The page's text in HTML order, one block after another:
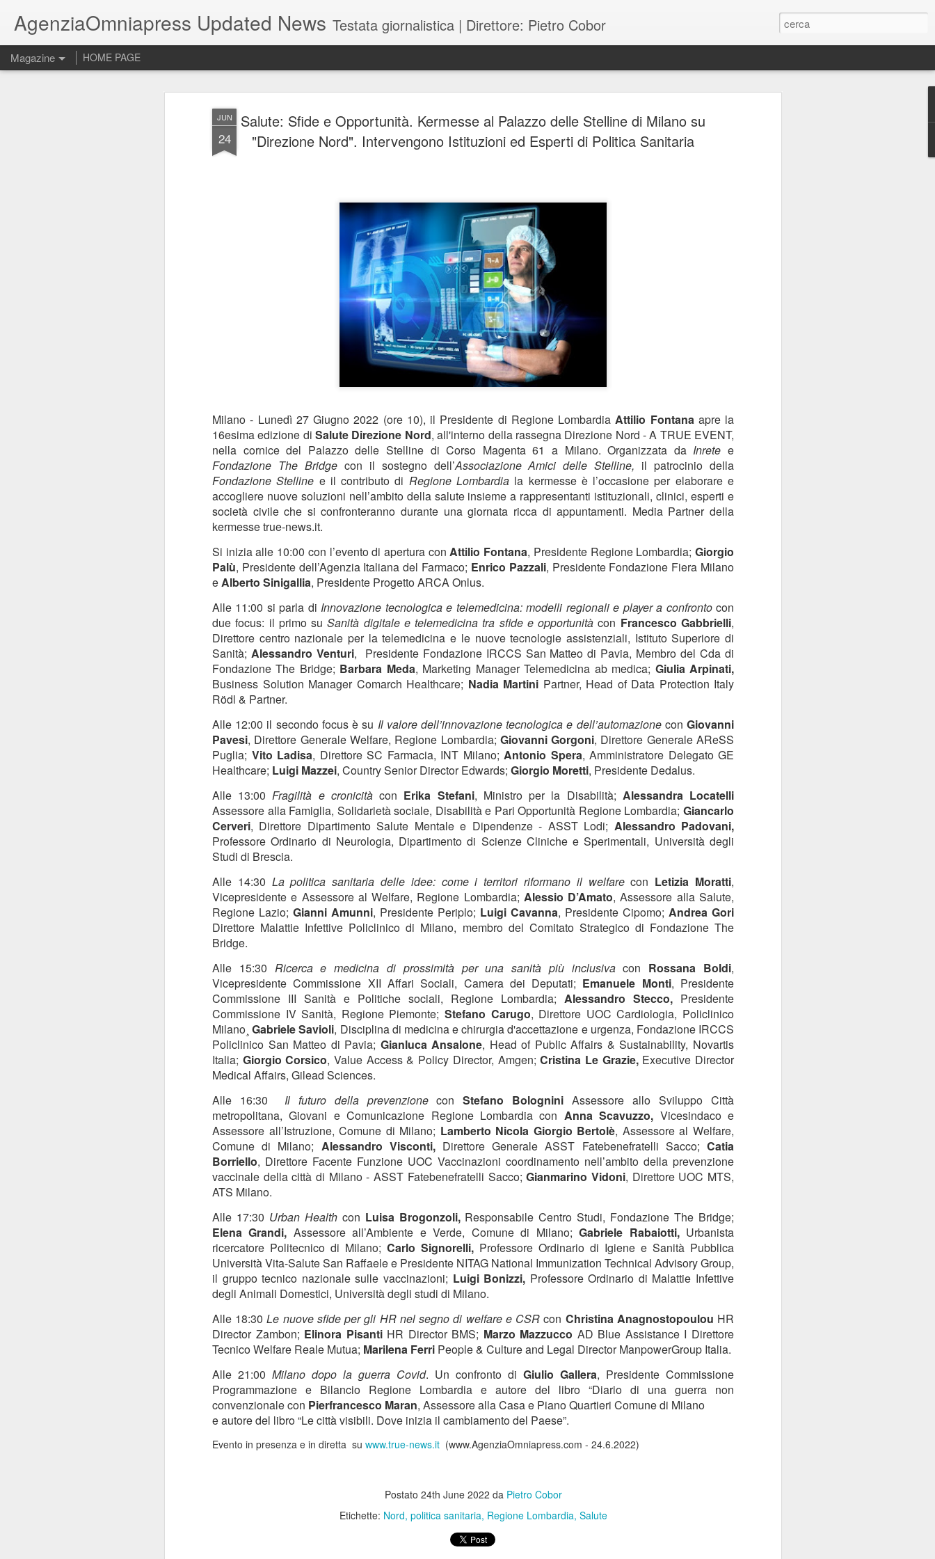
JUN
24
Salute: Sfide e Opportunità. Kermesse al Palazzo delle Stelline di Milano su
"Direzione Nord". Intervengono Istituzioni ed Esperti di Politica Sanitaria
Milano - Lunedì 27 Giugno 2022 (ore 10), il Presidente di Regione LombardiaAttilio Fontanaapre la
16esima edizione diSalute Direzione Nord, all'interno della rassegna Direzione Nord - A TRUE EVENT,
nella cornice del Palazzo delle Stelline di Corso Magenta 61 a Milano. Organizzata da Inrete e
Fondazione The Bridgecon il sostegno dell’Associazione Amici delle Stelline, il patrocinio della
Fondazione Stelline e il contributo di Regione Lombardia la kermesse è l’occasione per elaborare e
accogliere nuove soluzioni nell’ambito della salute insieme a rappresentanti istituzionali, clinici, esperti e
società civile che si confronteranno durante una giornata ricca di appuntamenti. Media Partner della
kermesse true-news.it.
Si inizia alle 10:00 con l’evento di apertura conAttilio Fontana, Presidente Regione Lombardia;Giorgio
Palù, Presidente dell’Agenzia Italiana del Farmaco; Enrico Pazzali, Presidente Fondazione Fiera Milano
eAlberto Sinigallia, Presidente Progetto ARCA Onlus.
Alle 11:00 si parla di Innovazione tecnologica e telemedicina: modelli regionali e player a confrontocon
due focus: il primo suSanità digitale e telemedicina tra sfide e opportunità con Francesco Gabbrielli,
Direttore centro nazionale per la telemedicina e le nuove tecnologie assistenziali, Istituto Superiore di
Sanità; Alessandro Venturi,
Presidente Fondazione IRCCS San Matteo di Pavia, Membro del Cda di
Fondazione The Bridge; Barbara Meda, Marketing Manager Telemedicina ab medica; Giulia Arpinati,
Business Solution Manager Comarch Healthcare; Nadia Martini Partner, Head of Data Protection Italy
Rödl & Partner.
Alle 12:00 il secondo focus è su Il valore dell’innovazione tecnologica e dell’automazione conGiovanni
Pavesi, Direttore Generale Welfare, Regione Lombardia; Giovanni Gorgoni, Direttore Generale AReSS
Puglia; Vito Ladisa, Direttore SC Farmacia, INT Milano; Antonio Spera, Amministratore Delegato GE
Healthcare; Luigi Mazzei, Country Senior Director Edwards; Giorgio Moretti, Presidente Dedalus.
Alle 13:00Fragilità e cronicitàcon Erika Stefani, Ministro per la Disabilità; Alessandra Locatelli
Assessore alla Famiglia, Solidarietà sociale, Disabilità e Pari Opportunità Regione Lombardia; Giancarlo
Cerveri, Direttore Dipartimento Salute Mentale e Dipendenze - ASST Lodi; Alessandro Padovani,
Professore Ordinario di Neurologia, Dipartimento di Scienze Cliniche e Sperimentali, Università degli
Studi di Brescia.
Alle 14:30 La politica sanitaria delle idee: come i territori riformano il welfarecon Letizia Moratti,
Vicepresidente e Assessore al Welfare, Regione Lombardia; Alessio D’Amato, Assessore alla Salute,
Regione Lazio; Gianni Amunni, Presidente Periplo; Luigi Cavanna, Presidente Cipomo; Andrea Gori
Direttore Malattie Infettive Policlinico di Milano, membro del Comitato Strategico di Fondazione The
Bridge.
Alle 15:30 Ricerca e medicina di prossimità per una sanità più inclusivacon Rossana Boldi,
Vicepresidente Commissione XII Affari Sociali, Camera dei Deputati; Emanuele Monti, Presidente
Commissione III Sanità e Politiche sociali, Regione Lombardia; Alessandro Stecco, Presidente
Commissione IV Sanità, Regione Piemonte; Stefano Carugo, Direttore UOC Cardiologia, Policlinico
Milano¸Gabriele Savioli, Disciplina di medicina e chirurgia d'accettazione e urgenza, Fondazione IRCCS
Policlinico San Matteo di Pavia; Gianluca Ansalone, Head of Public Affairs & Sustainability, Novartis
Italia; Giorgio Corsico, Value Access & Policy Director, Amgen;Cristina Le Grazie,Executive Director
Medical Affairs, Gilead Sciences.
Alle 16:30 Il futuro della prevenzioneconStefano Bolognini Assessore allo Sviluppo Città
metropolitana, Giovani e Comunicazione Regione Lombardia con Anna Scavuzzo, Vicesindaco e
Assessore all’Istruzione, Comune di Milano; Lamberto Nicola Giorgio Bertolè, Assessore al Welfare,
Comune di Milano; Alessandro Visconti,Direttore Generale ASST Fatebenefratelli Sacco;Catia
Borriello, Direttore Facente Funzione UOC Vaccinazioni coordinamento nell’ambito della prevenzione
vaccinale della città di Milano - ASST Fatebenefratelli Sacco;Gianmarino Vidoni, Direttore UOC MTS,
ATS Milano.
Alle 17:30 Urban Health con Luisa Brogonzoli,Responsabile Centro Studi, Fondazione The Bridge;
Elena Grandi, Assessore all’Ambiente e Verde, Comune di Milano;Gabriele Rabaiotti,Urbanista
ricercatore Politecnico di Milano; Carlo Signorelli, Professore Ordinario di Igiene e Sanità Pubblica
Università Vita-Salute San Raffaele e Presidente NITAG National Immunization Technical Advisory Group,
il gruppo tecnico nazionale sulle vaccinazioni; Luigi Bonizzi, Professore Ordinario di Malattie Infettive
degli Animali Domestici, Università degli studi di Milano.
Alle 18:30Le nuove sfide per gli HR nel segno di welfare e CSRcon Christina Anagnostopoulou HR
Director Zambon; Elinora PisantiHR Director BMS; Marzo Mazzucco AD Blue Assistance I Direttore
Tecnico Welfare Reale Mutua; Marilena Ferri People & Culture and Legal Director ManpowerGroup Italia.
Alle 21:00 Milano dopo la guerra Covid. Un confronto di Giulio Gallera, Presidente Commissione
Programmazione e Bilancio Regione Lombardia e autore del libro “Diario di una guerra non
convenzionale con Pierfrancesco Maran, Assessore alla Casa e Piano Quartieri Comune di Milano
e autore del libro “Le città visibili. Dove inizia il cambiamento del Paese”.
Evento in presenza e in diretta su www.true-news.it (www.AgenziaOmniapress.com - 24.6.2022)
Postato 24th June 2022 da Pietro Cobor
Etichette: Nord politica sanitaria Regione Lombardia Salute
AgenziaOmniapress Updated News Testata giornalistica | Direttore: Pietro Cobor
Magazine HOME PAGE
28
BUONE FERIE
ANISAP Lombardia:
Pietro Potestio
Confermato
Presidente. I Privati
Accreditati al SSN
Rappresentano il 40%
del Servizio Sanitario
Lombardo
Monza - Pietro Potestio è stato
confermato Presidente di ANISAP
Lombardia, Associazione
Regionale delle Istituzioni
Sanitarie Ambulatoriali Private e
accreditate al SSN.
Potestio, 52 anni, è Fondatore e
Amministratore dal 2002 dello
Studio Radiologico “Città di
Parabiago”, in provincia di Milano.
“Il 40% del Servizio sanitario
all’interno di Regione Lombardia -
afferma Potestio - viene svolto dai
privati accreditati.
JUL
16
Collectibles (Oggetti
da Collezione):
Mercato Mondiale a
628 Miliardi di Dollari
Crescita l'Interesse
della Gen Z. Il
RiminiComix
Milano - Il mercato globale dei
collectibles, oggetti da collezione
che spaziano dalle card alle action
figure, dai gadget alle edizioni
speciali, dal vinile ai videogiochi
fisici, ha superato i 496 miliardi di
dollari nel 2025 e, secondo le
in settori emergenti, è destinato a
raggiungere i 628 miliardi entro il
2031.
JUL
14
Ricerca Infermieristica
Italiana: Rosario
Caruso (MultiMedica)
entra nella "Top 2%
Stanford University ed
Elsevier
Rosario Caruso
Milano - Un importante
riconoscimento internazionale
premia un infermiere italiano e, in
generale, la ricerca infermieristica
“made in Italy”.
JUL
10
Sordocecità e
Disabilità
Psicosensoriale:
Presentato il Bilancio
Fondazione Lega del
Filo d'Oro. Aumentano
a 73 Milioni di Euro
(+12%) le Donazioni
percorso di crescita della
Fondazione Lega del Filo d'Oro,
che continua ad ampliare la
propria capacità di risposta ai
bisogni delle persone sordocieche
psicosensoriale, rafforzando la
presenza sul territorio nazionale e
investendo nello sviluppo dei
servizi, dell'organizzazione e delle
relazioni.
JUL
7
Internet: Italia al 15mo Posto nel Mondo per la Qualità
della Rete. Al Primo Posto l'Estonia. La Classifica di
Milano - Secondo il nuovo Indice di connettività internet stilato dall'app
eSIM per i viaggi Saily, l'Italia si colloca al 15° posto della classifica
mondiale. Sul podio troviamo l'Estonia, seguita da Lituania, Danimarca,
Portogallo e Francia. Per il secondo anno consecutivo, è stata
JUL
3
Hockey: il 4 Luglio "Ritrovo Devils 2026" a Quinto de
Stampi (Rozzano). Incontro con i Tifosi dei Campioni
Milano (Massimiliano Bordignon) - Milano si prepara a riabbracciare una
parte fondamentale della propria storia hockeistica con il Ritrovo Devils
2026, in programma sabato 4 luglio 2026 al Celtic Soul di Quinto de
Stampi, Rozzano. L’iniziativa riporta al centro l’eredità dei Devils
rossoneri, capaci tra fine anni ’80 e metà ’90 di costruire un palmarès
unico: scudetti, trofei internazionali e un’identità che ha segnato il
movimento italiano.
Comunicazione: Nasce "Be Closer" Agenzia Made in
Milioni di Euro
Milano (Marisa de Moliner) - Competere con le holding internazionali
della comunicazione e raddoppiare in tre anni gli attuali ricavi annui
superiori a 122 milioni di euro, un progetto ambizioso? Certo, ma
realistico perché forte dell’evoluzione, cominciata dall’unione del gruppo
Sae, di Next Different e di Uniting, approda ora a Be Closer, la nuova
communication company italiana indipendente presentata a Milano al
30
Tumore al Polmone ALK-Positivo: Studio CROWN
Conferma Sopravvivenza più Lunga con Lorlatinib di
Pfizer
Milano – Nel corso di un incontro stampa è stato annunciato che, a
sette anni dall’avvio, lo studio CROWN conferma che lorlatinib offre la
nel tumore del polmone non a piccole cellule (NSCLC) ALK-positivo
avanzato.
JUN
26
Giornata Mondiale del Microbioma (27 Giugno 2026):
Danone Italia e ADI (Associazione Italiana di
Dietetica e Nutrizione Clinica) Lanciano Premio per la
Ricerca. 1 Italiano su 2 Soffre di Disturbi Intestinali: il
Rimedio è l'Alimentazione Sana
in Italia, è stato presentato a Milano il Premio Danone ADI Dieta,
Microbiota e Salute, nato dalla collaborazione tra Danone Italia e ADI,
Associazione Italiana di Dietetica e Nutrizione Clinica, con l'obiettivo di
valorizzare il contributo dei ricercatori impegnati nello studio delle
relazioni tra nutrizione, microbiota intestinale e salute.
Emotiva (Exhibit Design), Lancia emotiva EVENTI